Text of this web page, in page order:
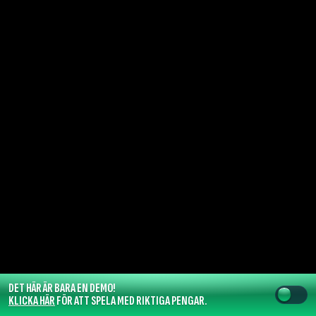
DET HÄR ÄR BARA EN DEMO!
KLICKA HÄRFÖR ATT SPELA MED RIKTIGA PENGAR.